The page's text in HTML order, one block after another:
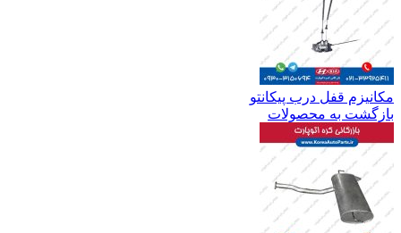
مکانیزم قفل درب پیکانتو
بازگشت به محصولات